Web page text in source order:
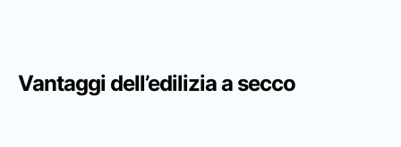
Vantaggi dell’edilizia a secco